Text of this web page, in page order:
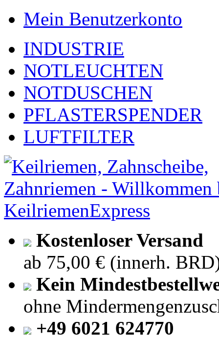
Mein Benutzerkonto
INDUSTRIE
NOTLEUCHTEN
NOTDUSCHEN
PFLASTERSPENDER
LUFTFILTER
Kostenloser Versand
ab 75,00 € (innerh.
Kein
ohne
+49 6021 624770